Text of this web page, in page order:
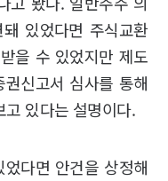
있었다면 주식교환
을 수 있었지만 제도
신고서 심사를 통해
있다는 설명이다.
다면 안건을 상정해